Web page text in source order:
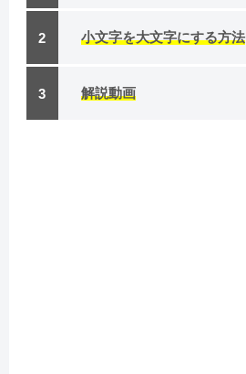
小文字を大文字にする方法
解説動画